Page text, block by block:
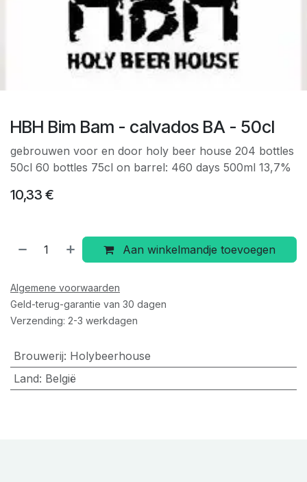
HBH Bim Bam - calvados BA - 50cl
gebrouwen voor en door holy beer house 204 bottles
50cl 60 bottles 75cl on barrel: 460 days 500ml 13,7%
10,33 €
Aan winkelmandje toevoegen
Algemene voorwaarden
Geld-terug-garantie van 30 dagen
Verzending: 2-3 werkdagen
Brouwerij: Holybeerhouse
Land: België